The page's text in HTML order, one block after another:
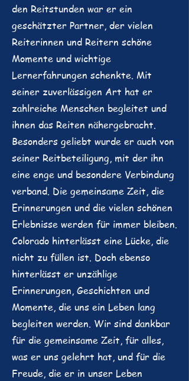
den Reitstunden war er ein
geschätzter Partner, der vielen
Reiterinnen und Reitern schöne
Momente und wichtige
Lernerfahrungen schenkte. Mit
seiner zuverlässigen Art hat er
zahlreiche Menschen begleitet und
ihnen das Reiten nähergebracht.
Besonders geliebt wurde er auch von
seiner Reitbeteiligung, mit der ihn
eine enge und besondere Verbindung
verband. Die gemeinsame Zeit, die
Erinnerungen und die vielen schönen
Erlebnisse werden für immer bleiben.
Colorado hinterlässt eine Lücke, die
nicht zu füllen ist. Doch ebenso
hinterlässt er unzählige
Erinnerungen, Geschichten und
Momente, die uns ein Leben lang
begleiten werden. Wir sind dankbar
für die gemeinsame Zeit, für alles,
was er uns gelehrt hat, und für die
Freude, die er in unser Leben